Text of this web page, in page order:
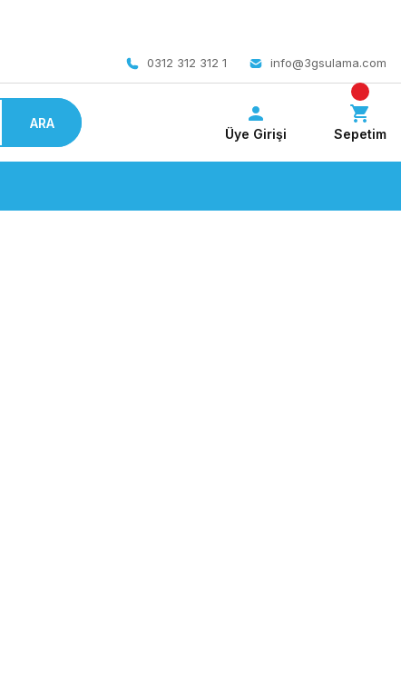
0312 312 312 1 info@3gsulama.com
ARA
Üye Girişi Sepetim